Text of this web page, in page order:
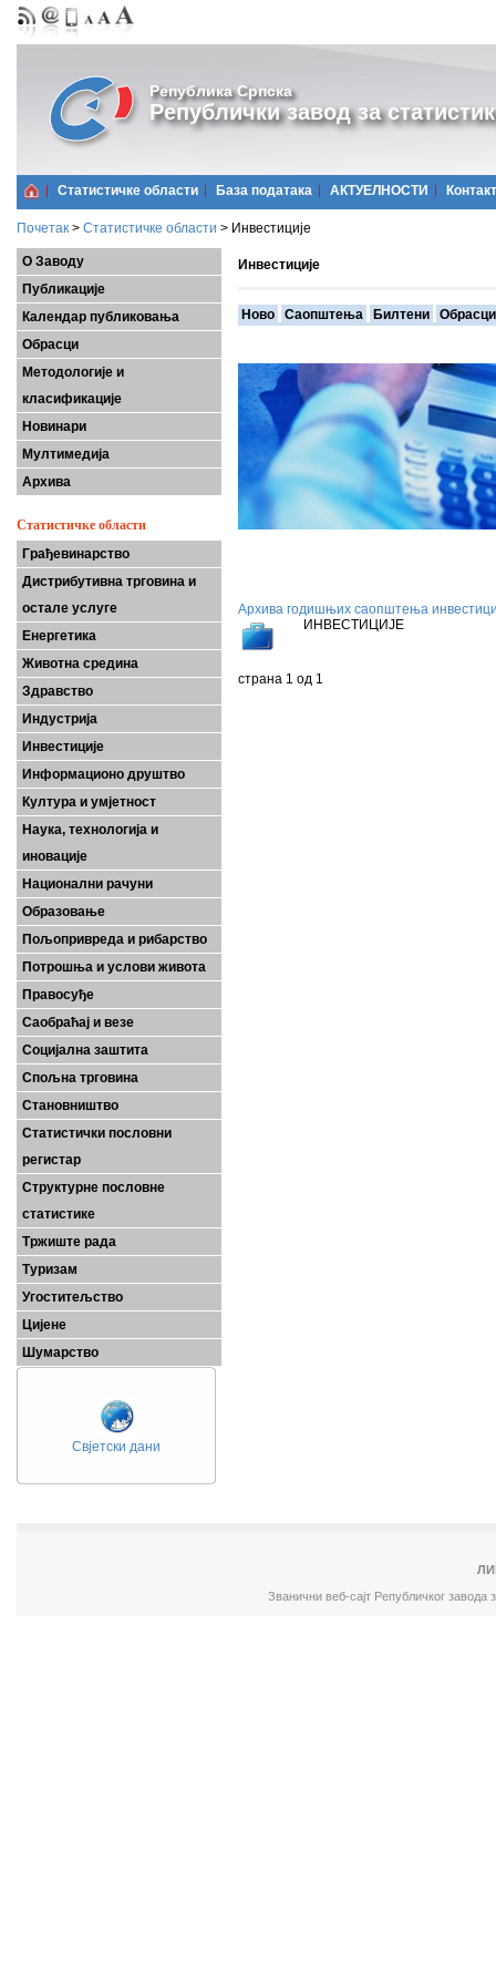
Република Српска
Републички завод за
Статистичке области Базa података АКТУЕЛНОСТИ Контакт
Почетак > Статистичке области > Инвестиције
О Заводу
Публикације
Календар публиковања
Обрасци
Методологије и
класификације
Новинари
Мултимедија
Архива
Статистичке области
Грађевинарство
Дистрибутивна трговина и
остале услуге
Енергетика
Животна средина
Здравство
Индустрија
Инвестиције
Информационо друштво
Култура и умјетност
Наука, технологија и
иновације
Национални рачуни
Образовање
Пољопривреда и рибарство
Потрошња и услови живота
Правосуђе
Саобраћај и везе
Социјална заштита
Спољна трговина
Становништво
Статистички пословни
регистар
Структурне пословне
статистике
Тржиште рада
Туризам
Угоститељство
Цијене
Шумарство
Свјетски дани
Инвестиције
Ново Саопштења Билтени Обрасци
Архива годишњих саопштења
страна 1 од 1
Званични веб-сајт Републичког